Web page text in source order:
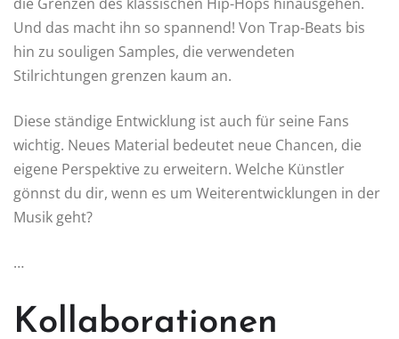
Und das macht ihn so spannend! Von Trap-Beats bis
hin zu souligen Samples, die verwendeten
Stilrichtungen grenzen kaum an.
Diese ständige Entwicklung ist auch für seine Fans
wichtig. Neues Material bedeutet neue Chancen, die
eigene Perspektive zu erweitern. Welche Künstler
gönnst du dir, wenn es um Weiterentwicklungen in der
Musik geht?
…
Kollaborationen